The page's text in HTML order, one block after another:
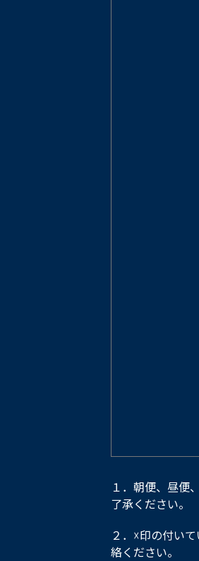
１．朝便、昼便
了承ください。
２．☓印の付い
絡ください。